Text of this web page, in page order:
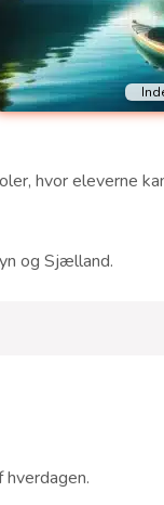
hvor eleverne
og Sjælland.